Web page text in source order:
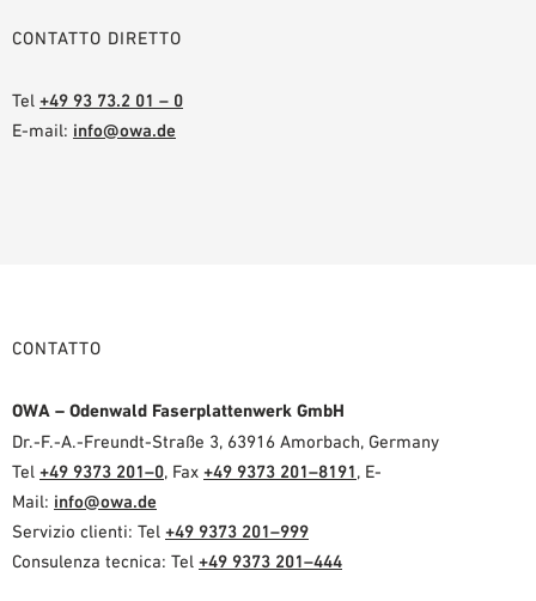
CONTATTO DIRETTO
Tel +49 93 73.2 01 – 0
E-mail: info@owa.de
CONTATTO
OWA – Odenwald Faserplattenwerk GmbH
Dr.-F.-A.-Freundt-Straße 3, 63916 Amorbach, Germany
Tel +49 9373 201–0, Fax +49 9373 201–8191, E-
Mail: info@owa.de
Servizio clienti: Tel +49 9373 201–999
Consulenza tecnica: Tel +49 9373 201–444